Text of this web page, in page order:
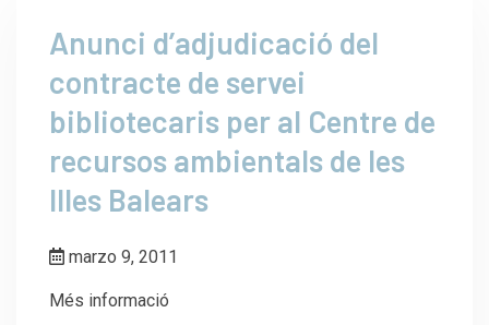
Anunci d’adjudicació del
contracte de servei
bibliotecaris per al Centre de
recursos ambientals de les
Illes Balears
marzo 9, 2011
Més informació